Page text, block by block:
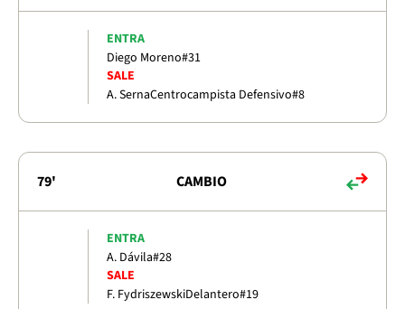
ENTRA
Diego Moreno#31
SALE
A. SernaCentrocampista Defensivo#8
79' CAMBIO
ENTRA
A. Dávila#28
SALE
F. FydriszewskiDelantero#19